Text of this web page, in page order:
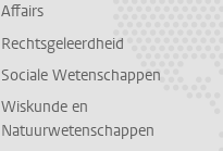
Affairs
Rechtsgeleerdheid
Sociale Wetenschappen
Wiskunde en
Natuurwetenschappen